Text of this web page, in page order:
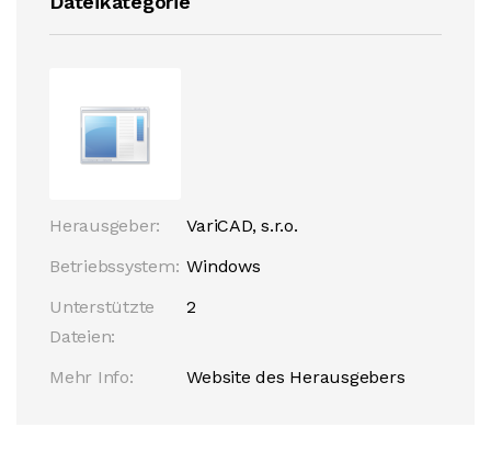
Herausgeber:
VariCAD, s.r.o.
Betriebssystem: Windows
Unterstützte
Dateien:
2
Mehr Info: Website des Herausgebers